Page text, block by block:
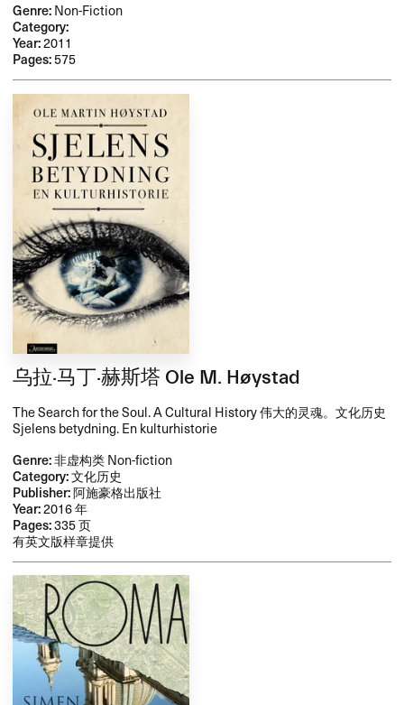
Genre:Non-Fiction
Category:
Year:2011
Pages:575
乌拉·马丁·赫斯塔 Ole M. Høystad
The Search for the Soul. A Cultural History 伟大的灵魂。文化历史
Sjelens betydning. En kulturhistorie
Genre:非虚构类 Non-fiction
Category:文化历史
Publisher:阿施豪格出版社
Year:2016 年
Pages:335 页
有英文版样章提供